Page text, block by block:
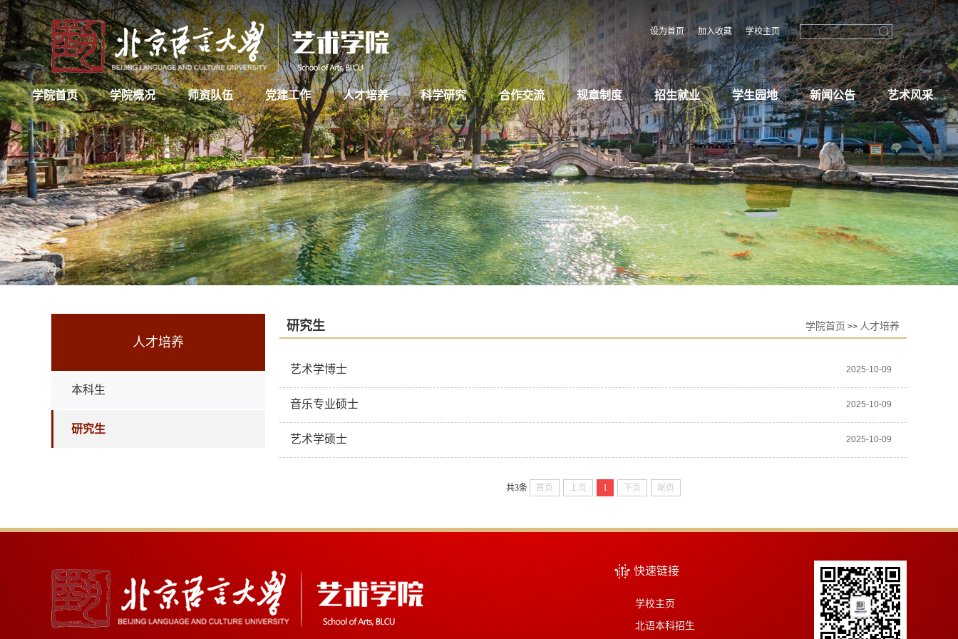
设为首页 加入收藏 学校主页
学院首页 学院概况 师资队伍 党建工作 人才培养 科学研究 合作交流 规章制度 招生就业 学生园地 新闻公告 艺术风采
人才培养
本科生
研究生
研究生 学院首页 >> 人才培养
艺术学博士 2025-10-09
音乐专业硕士 2025-10-09
艺术学硕士 2025-10-09
共3条 首页 上页 1 下页 尾页
快速链接
学校主页
北语本科招生